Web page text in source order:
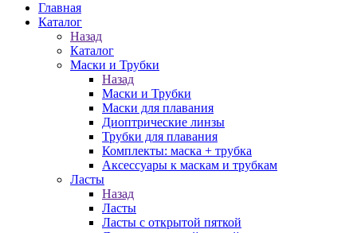
Главная
Каталог
Назад
Каталог
Маски и Трубки
Назад
Маски и Трубки
Маски для плавания
Диоптрические линзы
Трубки для плавания
Комплекты: маска + трубка
Аксессуары к маскам и трубкам
Ласты
Назад
Ласты
Ласты с открытой пяткой